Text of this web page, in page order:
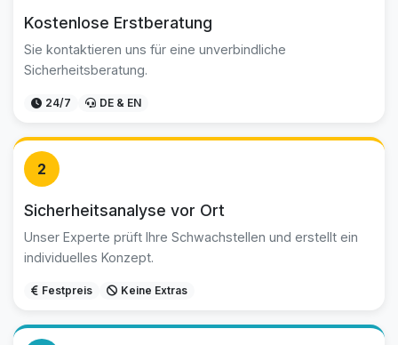
Kostenlose Erstberatung
Sie kontaktieren uns für eine unverbindliche
Sicherheitsberatung.
24/7 DE & EN
2
Sicherheitsanalyse vor Ort
Unser Experte prüft Ihre Schwachstellen und erstellt ein
individuelles Konzept.
Festpreis Keine Extras